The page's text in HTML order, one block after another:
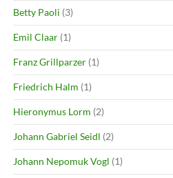
Betty Paoli (3)
Emil Claar (1)
Franz Grillparzer (1)
Friedrich Halm (1)
Hieronymus Lorm (2)
Johann Gabriel Seidl (2)
Johann Nepomuk Vogl (1)